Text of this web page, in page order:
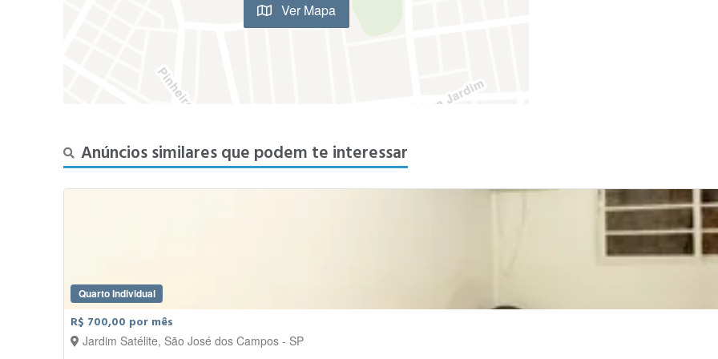
Ver Mapa
Anúncios similares que podem te interessar
Quarto Individual
R$ 700,00 por mês
Jardim Satélite, São José dos Campos - SP